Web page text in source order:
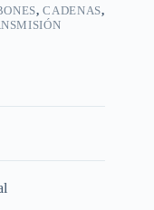
,CADENAS,